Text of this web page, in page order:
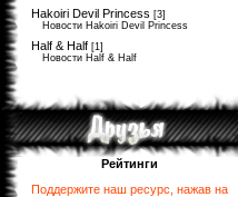
Hakoiri Devil Princess [3]
Новости Hakoiri Devil Princess
Half & Half [1]
Новости Half & Half
Рейтинги
Поддержите наш ресурс, нажав на